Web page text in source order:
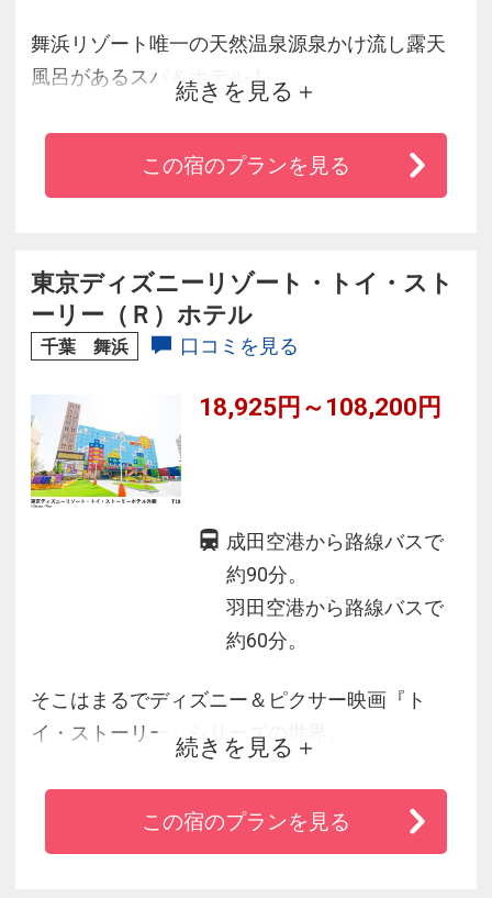
舞浜リゾート唯一の天然温泉源泉かけ流し露天
風呂があるスパ＆ホテル！
パークで思う存分遊んだ後は温泉へＧＯ！
毎朝６時より「舞浜駅南口ロータリー内「C-
3」」と「舞浜ユーラシア」を２０分間隔で運行
続きを見る
この宿のプランを見る
東京ディズニーリゾート・トイ・スト
ーリー（Ｒ）ホテル
千葉 舞浜 口コミを見る
18,925円～108,200円
成田空港から路線バスで
約90分。
羽田空港から路線バスで
約60分。
そこはまるでディズニー＆ピクサー映画『ト
イ・ストーリー』シリーズの世界。
カジュアルなリゾートステイを楽しめるホテル
です。
続きを見る
この宿のプランを見る